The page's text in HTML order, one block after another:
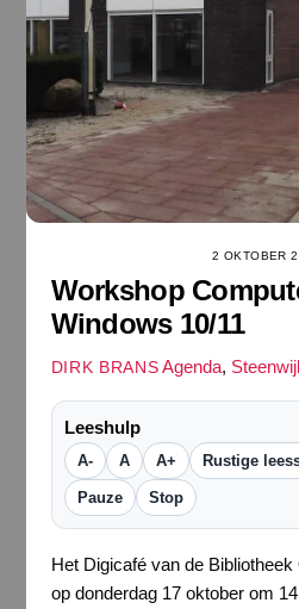
2 OKTOBER
Workshop
Windows 10/11
DIRK BRANS Agenda,
Leeshulp
A- A A+ Rustige
Pauze Stop
Het Digicafé van de
op donderdag 17 oktober om